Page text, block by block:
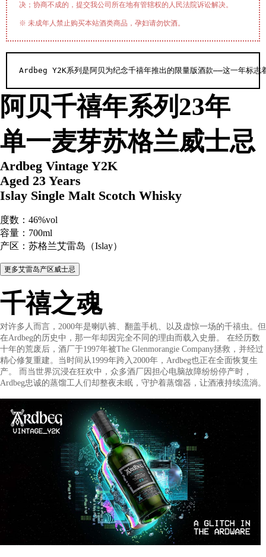
决；协商不成的，提交我公司所在地有管辖权的人民法院诉讼解决。
※ 未成年人禁止购买本站酒类商品，孕妇请勿饮酒。
Ardbeg Y2K系列是阿贝为纪念千禧年推出的限量版酒款——这一年标
阿贝千禧年系列23年
单一麦芽苏格兰威士
Ardbeg Vintage Y2K
Islay Single Malt Scotch Whisky
度数：46%vol
容量：700ml
产区：苏格兰艾雷岛（Islay）
千禧之魂
对许多人而言，2000年是喇叭裤、翻盖手机、以及虚惊一场的千
在Ardbeg的历史中，那一年却因完全不同的理由而载入史册。 在
十年的荒废后，酒厂于1997年被The Glenmorangie Company拯救
精心修复重建。当时间从1999年跨入2000年，Ardbeg也正在全面
产。 而当世界沉浸在狂欢中，众多酒厂因担心电脑故障纷纷停产
Ardbeg忠诚的蒸馏工人们却整夜未眠，守护着蒸馏器，让酒液持